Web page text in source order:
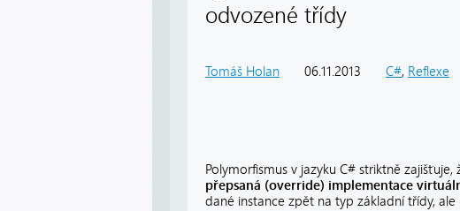
odvozené třídy
Tomáš Holan 06.11.2013 C#, Reflexe
Polymorfismus v jazyku C# striktně
přepsaná (override) implementace
dané instance zpět na typ základní třídy,